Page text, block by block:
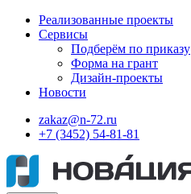
Реализованные проекты
Сервисы
Подберём по приказу
Форма на грант
Дизайн-проекты
Новости
zakaz@n-72.ru
+7 (3452) 54-81-81